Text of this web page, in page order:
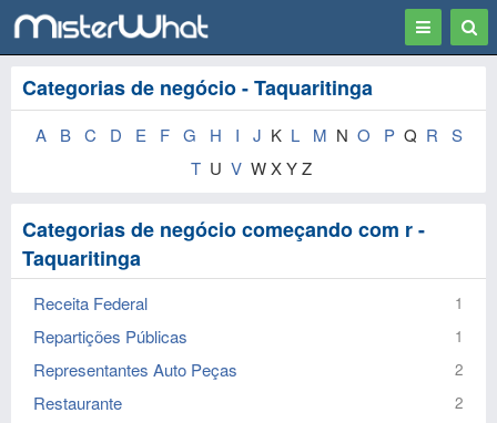
Toggle
Categorias de negócio - Taquaritinga
A B C D E F G H I J K L M N O P Q R
S
T U V W X Y Z
Categorias de negócio começando com r -
Taquaritinga
Receita Federal 1
Repartições Públicas 1
Representantes Auto Peças 2
Restaurante 2